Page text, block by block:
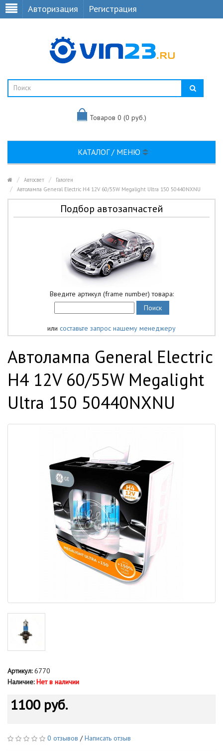
Авторизация Регистрация
Товаров 0 (0 руб.)
КАТАЛОГ / МЕНЮ
Автосвет
Галоген
Автолампа General Electric H4 12V 60/55W Megalight Ultra 150 50440NXNU
Подбор автозапчастей
Введите артикул (frame number) товара:
или составьте запрос нашему менеджеру
Автолампа General Electric
H4 12V 60/55W Megalight
Ultra 150 50440NXNU
Артикул:6770
Наличие: Нет в наличии
1100 руб.
0 отзывов /Написать отзыв